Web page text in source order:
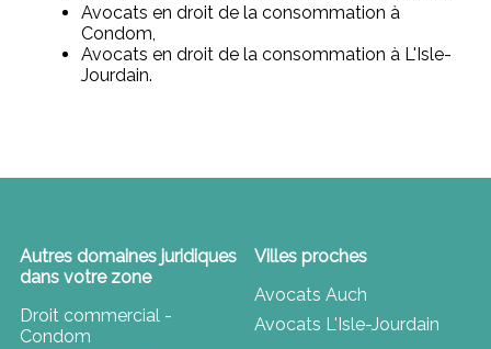
Avocats en droit de la consommation à
Condom,
Avocats en droit de la consommation à L'Isle-
Jourdain.
Autres domaines juridiques
dans votre zone
Droit commercial -
Condom
Villes proches
Avocats Auch
Avocats L'Isle-Jourdain